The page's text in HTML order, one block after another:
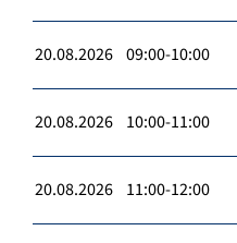
20.08.2026 09:00-10:00
20.08.2026 10:00-11:00
20.08.2026 11:00-12:00